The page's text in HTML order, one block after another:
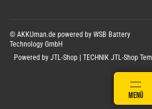
© AKKUman.de powered by WSB Battery
Technology GmbH
Powered by JTL-Shop TECHNIK JTL-Shop
MENÜ